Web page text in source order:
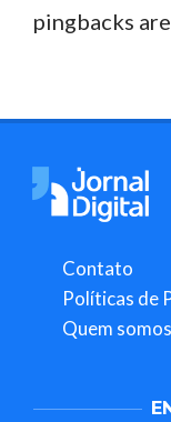
pingbacks
Contato
Políticas de
Quem somos